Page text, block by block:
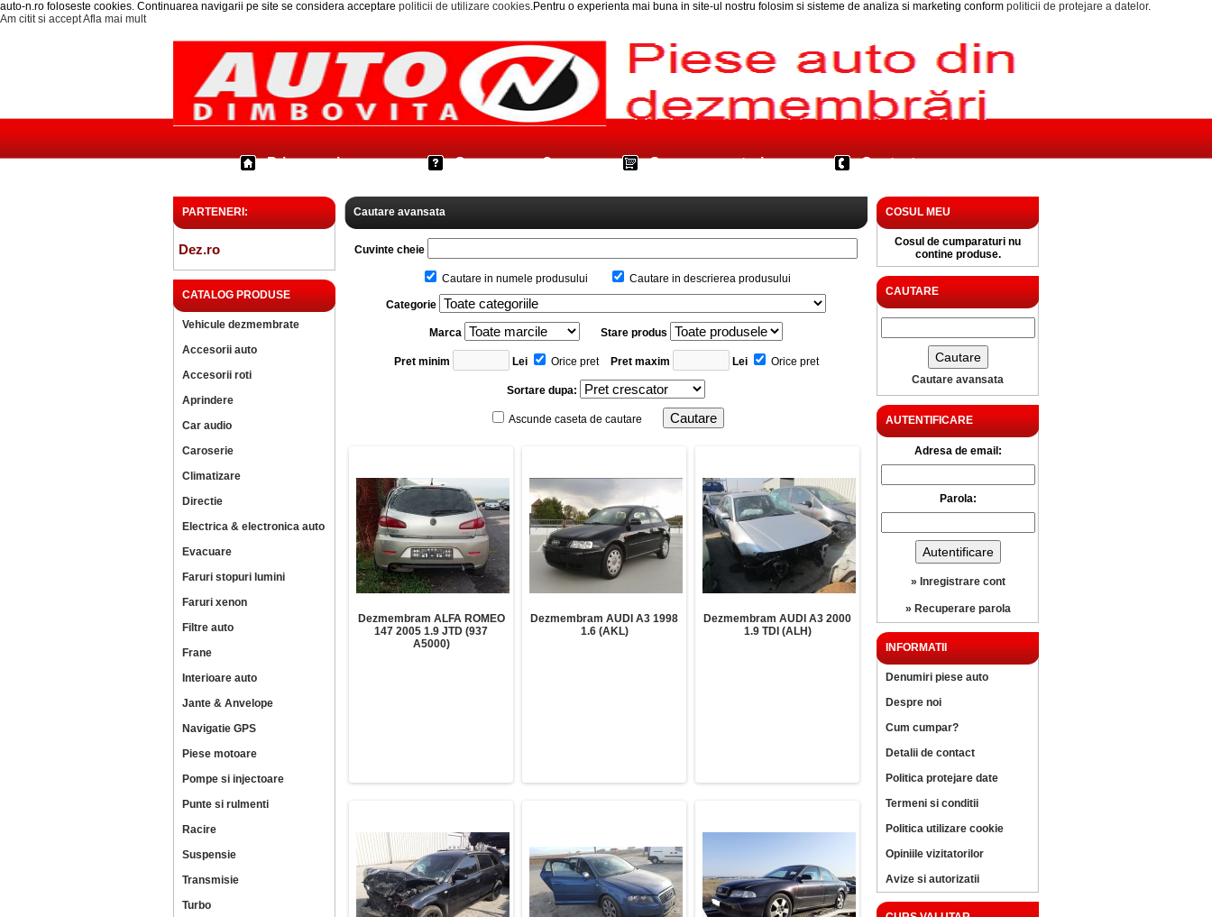
auto-n.ro foloseste cookies. Continuarea navigarii pe site se considera acceptare politicii de utilizare cookies.Pentru o experienta mai buna in site-ul nostru folosim si sisteme de analiza si marketing conform politicii de protejare a datelor.
Am citit si acceptAfla mai mult
Prima pagina Cum cumpar? Cos cumparaturi Contact
PARTENERI:
Dez.ro
CATALOG PRODUSE
Vehicule dezmembrate
Accesorii auto
Accesorii roti
Aprindere
Car audio
Caroserie
Climatizare
Directie
Electrica & electronica auto
Evacuare
Faruri stopuri lumini
Faruri xenon
Filtre auto
Frane
Interioare auto
Jante & Anvelope
Navigatie GPS
Piese motoare
Pompe si injectoare
Punte si rulmenti
Racire
Suspensie
Transmisie
Turbo
Cautare avansata
Cuvinte cheie
Cautare in numele produsului Cautare in descrierea produsului
Categorie
Marca Stare produs
Pret minim Lei Orice pret Pret maxim Lei Orice pret
Sortare dupa:
Ascunde caseta de cautare
Dezmembram ALFA ROMEO
147 2005 1.9 JTD (937
A5000)
Dezmembram AUDI A3 1998
1.6 (AKL)
Dezmembram AUDI A3 2000
1.9 TDI (ALH)
COSUL MEU
Cosul de cumparaturi nu
contine produse.
CAUTARE
Cautare avansata
AUTENTIFICARE
Adresa de email:
Parola:
» Inregistrare cont
» Recuperare parola
INFORMATII
Denumiri piese auto
Despre noi
Cum cumpar?
Detalii de contact
Politica protejare date
Termeni si conditii
Politica utilizare cookie
Opiniile vizitatorilor
Avize si autorizatii